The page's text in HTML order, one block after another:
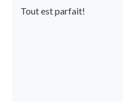
Tout est parfait!